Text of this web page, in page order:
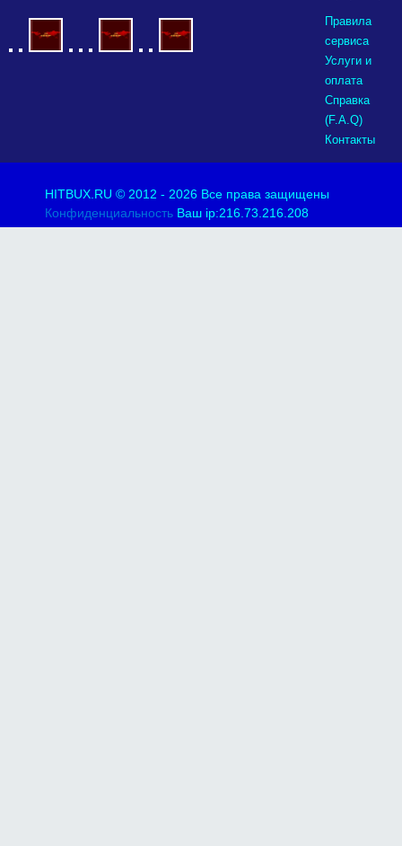
Правила
сервиса
Услуги и
оплата
Справка
(F.A.Q)
Контакты
HITBUX.RU © 2012 - 2026 Все права защищены
Конфиденциальность Ваш ip:216.73.216.208